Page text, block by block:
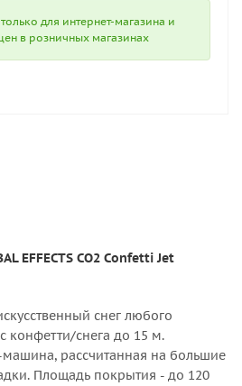
для интернет-магазина и
в розничных магазинах
EFFECTS CO2 Confetti Jet
снег любого
конфетти/снега до 15 м.
рассчитанная на большие
Площадь покрытия - до 120